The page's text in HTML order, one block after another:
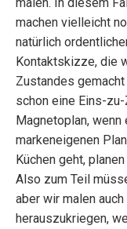
machen vielleicht
natürlich
Kontaktskizze, die
Zustandes
schon eine Eins-
Magnetoplan,
markeneigenen
Küchen geht,
Also zum Teil
aber wir malen
herauszukriegen,